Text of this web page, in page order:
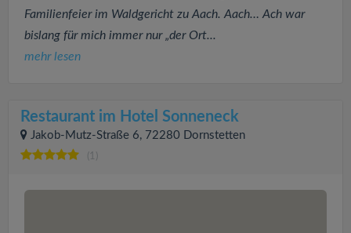
Familienfeier im Waldgericht zu Aach. Aach… Ach war
bislang für mich immer nur „der Ort...
mehr lesen
Restaurant im Hotel Sonneneck
Jakob-Mutz-Straße 6, 72280 Dornstetten
(1)